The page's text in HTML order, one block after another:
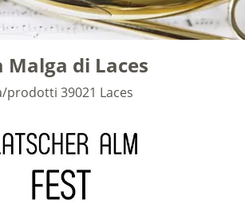
Malga di Laces
prodotti 39021 Laces